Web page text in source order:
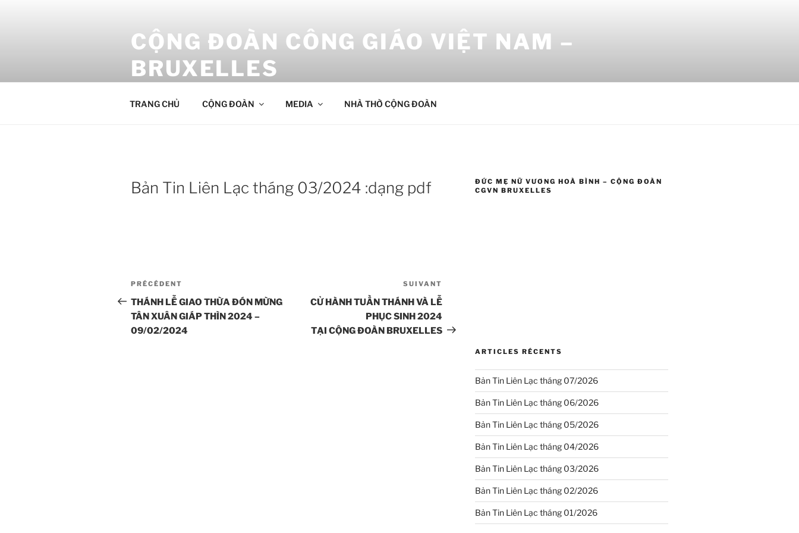
CỘNG ĐOÀN CÔNG GIÁO VIỆT NAM –
BRUXELLES
TRANG CHỦ CỘNG ĐOÀN MEDIA NHÀ THỜ CỘNG ĐOÀN
Bản Tin Liên Lạc tháng 03/2024 :dạng pdf
Navigation
de
l’article
Article
précédent
PRÉCÉDENT
THÁNH LỄ GIAO THỪA ĐÓN MỪNG
TÂN XUÂN GIÁP THÌN 2024 –
09/02/2024
suivant
SUIVANT
CỬ HÀNH TUẦN THÁNH VÀ LỄ
PHỤC SINH 2024
TẠI CỘNG ĐOÀN BRUXELLES
ĐỨC MẸ NỮ VƯƠNG HOÀ BÌNH – CỘNG ĐOÀN
CGVN BRUXELLES
ARTICLES RÉCENTS
Bản Tin Liên Lạc tháng 07/2026
Bản Tin Liên Lạc tháng 06/2026
Bản Tin Liên Lạc tháng 05/2026
Bản Tin Liên Lạc tháng 04/2026
Bản Tin Liên Lạc tháng 03/2026
Bản Tin Liên Lạc tháng 02/2026
Bản Tin Liên Lạc tháng 01/2026